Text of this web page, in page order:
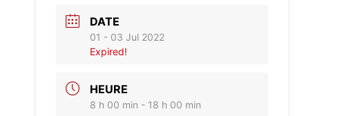
DATE
01 - 03 Jul 2022
Expired!
HEURE
8 h 00 min - 18 h 00 min